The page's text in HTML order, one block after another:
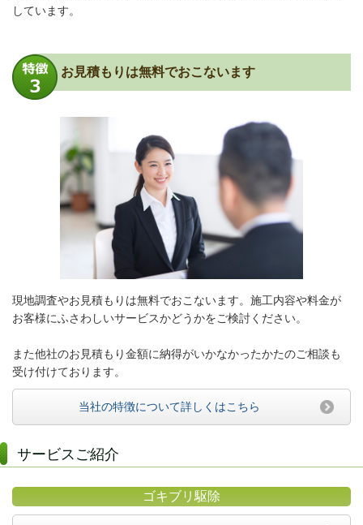
しています。
お見積もりは無料でおこないます
現地調査やお見積もりは無料でおこないます。施工内容や料金が
お客様にふさわしいサービスかどうかをご検討ください。
また他社のお見積もり金額に納得がいかなかったかたのご相談も
受け付けております。
当社の特徴について詳しくはこちら
サービスご紹介
ゴキブリ駆除